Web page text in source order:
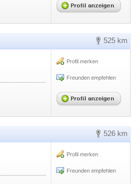
525 km
Profil merken
Freunden empfehlen
526 km
Profil merken
Freunden empfehlen